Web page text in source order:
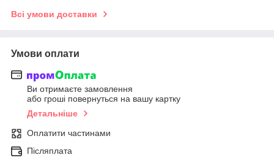
Всі умови доставки
Умови оплати
Ви отримаєте замовлення
або гроші повернуться на вашу картку
Детальніше
Оплатити частинами
Післяплата